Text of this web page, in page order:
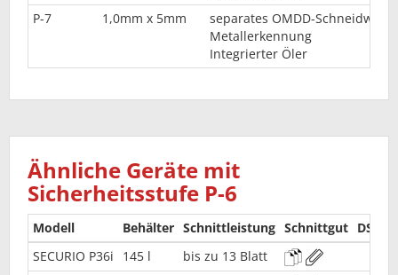
P-7
1,0mm x 5mm
separates OMDD-Schneidwerk
Metallerkennung
Integrierter Öler
Ähnliche Geräte mit
Sicherheitsstufe P-6
Modell Behälter Schnittleistung Schnittgut
SECURIO P36i
145 l
bis zu 13 Blatt